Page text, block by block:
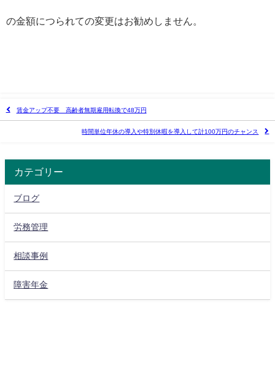
の金額につられての変更はお勧めしません。
賃金アップ不要 高齢者無期雇用転換で48万円
時間単位年休の導入や特別休暇を導入して計100万円のチャンス
カテゴリー
ブログ
労務管理
相談事例
障害年金